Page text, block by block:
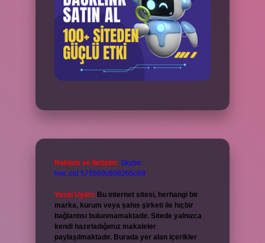
Reklam ve İletişim: Skype:
live:.cid.575569c608265c69
Yasal Uyarı: Bu internet sitesi, herhangi bir
marka, kurum veya şahıs şirketi ile hiçbir
bağlantısı bulunmamaktadır. Sitede yalnızca
kendi hazırladığımız makaleler
paylaşılmaktadır. Burada yer alan içerikler